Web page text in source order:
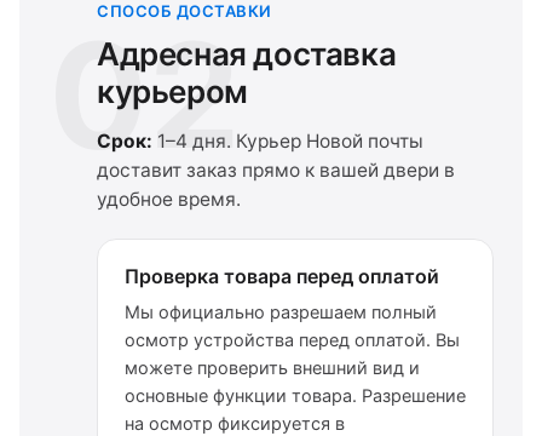
02
СПОСОБ ДОСТАВКИ
Адресная доставка
курьером
Срок: 1–4 дня. Курьер Новой почты
доставит заказ прямо к вашей двери в
удобное время.
Проверка товара перед оплатой
Мы официально разрешаем полный
осмотр устройства перед оплатой. Вы
можете проверить внешний вид и
основные функции товара. Разрешение
на осмотр фиксируется в